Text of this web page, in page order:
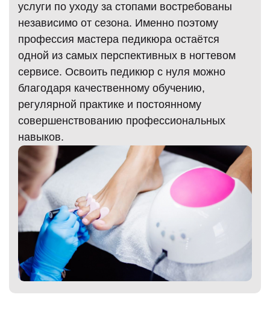
услуги по уходу за стопами востребованы
независимо от сезона. Именно поэтому
профессия мастера педикюра остаётся
одной из самых перспективных в ногтевом
сервисе. Освоить педикюр с нуля можно
благодаря качественному обучению,
регулярной практике и постоянному
совершенствованию профессиональных
навыков.